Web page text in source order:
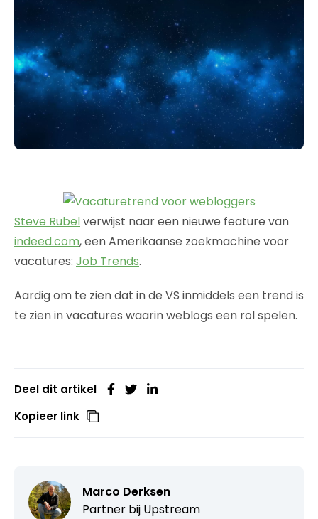
Steve Rubelverwijst naar een nieuwe feature van
indeed.com, een Amerikaanse zoekmachine voor
vacatures: Job Trends.
Aardig om te zien dat in de VS inmiddels een trend is
te zien in vacatures waarin weblogs een rol spelen.
Deel dit artikel
Kopieer link
Marco Derksen
Partner bij Upstream